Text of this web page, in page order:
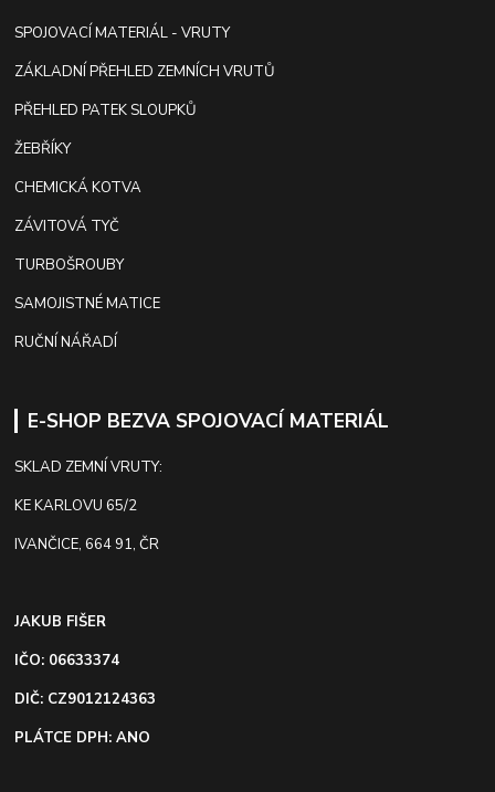
SPOJOVACÍ MATERIÁL - VRUTY
ZÁKLADNÍ PŘEHLED ZEMNÍCH VRUTŮ
PŘEHLED PATEK SLOUPKŮ
ŽEBŘÍKY
CHEMICKÁ KOTVA
ZÁVITOVÁ TYČ
TURBOŠROUBY
SAMOJISTNÉ MATICE
RUČNÍ NÁŘADÍ
E-SHOP BEZVA SPOJOVACÍ MATERIÁL
SKLAD ZEMNÍ VRUTY:
KE KARLOVU 65/2
IVANČICE, 664 91, ČR
JAKUB FIŠER
IČO: 06633374
DIČ: CZ9012124363
PLÁTCE DPH: ANO